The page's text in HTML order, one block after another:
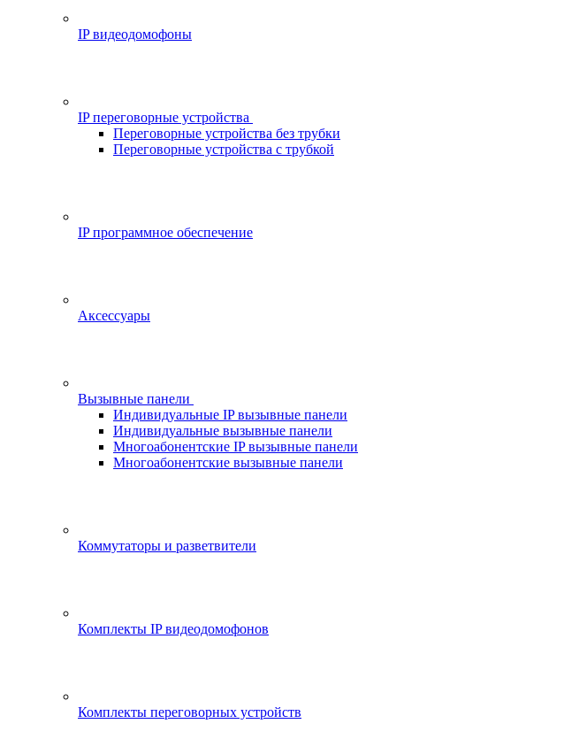
IP видеодомофоны
IP переговорные устройства
Переговорные устройства без трубки
Переговорные устройства с трубкой
IP программное обеспечение
Аксессуары
Вызывные панели
Индивидуальные IP вызывные панели
Индивидуальные вызывные панели
Многоабонентские IP вызывные панели
Многоабонентские вызывные панели
Коммутаторы и разветвители
Комплекты IP видеодомофонов
Комплекты переговорных устройств